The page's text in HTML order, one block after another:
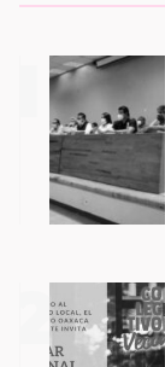
2